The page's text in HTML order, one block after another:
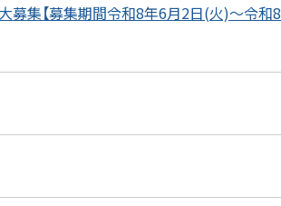
大募集【募集期間令和8年6月2日(火)～令和8